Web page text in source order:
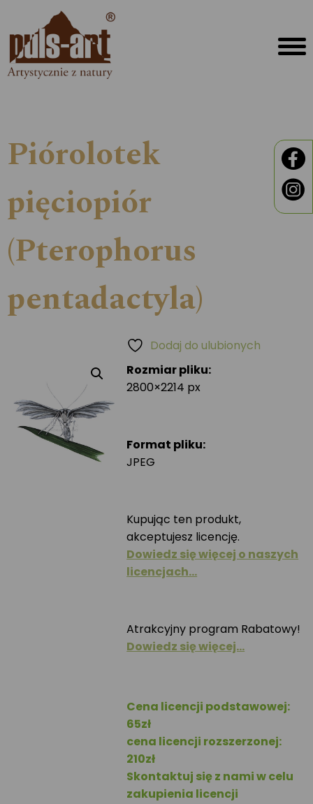
Piórolotek
pięciopiór
(Pterophorus
pentadactyla)
Rozmiar pliku:
2800×2214 px
Format pliku:
JPEG
Kupując ten produkt,
akceptujesz licencję.
Dowiedz się więcej o naszych
licencjach…
Atrakcyjny program Rabatowy!
Dowiedz się więcej…
Cena licencji podstawowej:
65zł
cena licencji rozszerzonej:
210zł
Skontaktuj się z nami w celu
zakupienia licencji
Dodaj do ulubionych